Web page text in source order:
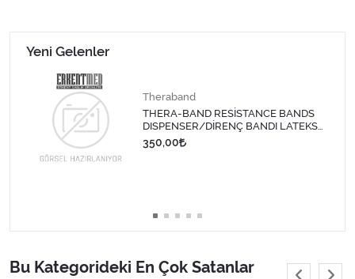
Sarf Malzemeleri
Tıbbi Tekstil Ürünleri
Varis Çorapları
Yeni Gelenler
Theraband
THERA-BAND RESİSTANCE BANDS
DISPENSER/DİRENÇ BANDI LATEKS
1,5 MT-SARI
350,00
Bu Kategorideki En Çok Satanlar